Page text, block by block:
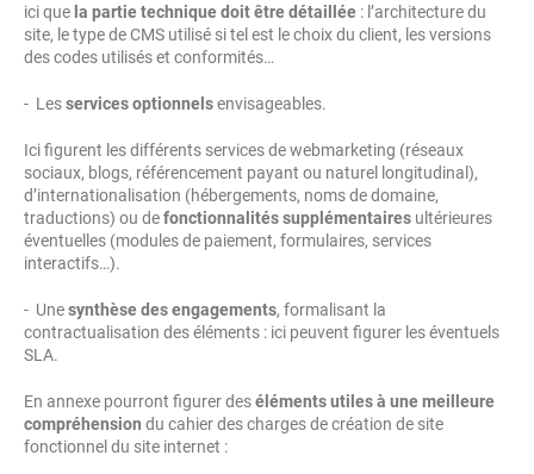
ici que la partie technique doit être détaillée : l’architecture du
site, le type de CMS utilisé si tel est le choix du client, les versions
des codes utilisés et conformités…
- Lesservices optionnelsenvisageables.
Ici figurent les différents services de webmarketing (réseaux
sociaux, blogs, référencement payant ou naturel longitudinal),
d’internationalisation (hébergements, noms de domaine,
traductions) ou defonctionnalités supplémentaires ultérieures
éventuelles (modules de paiement, formulaires, services
interactifs…).
- Unesynthèse des engagements, formalisant la
contractualisation des éléments : ici peuvent figurer les éventuels
SLA.
En annexe pourront figurer deséléments utiles à une meilleure
compréhension du cahier des charges de création de site
fonctionnel du site internet :